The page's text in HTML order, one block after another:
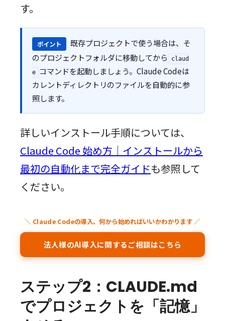
す。
ポイント
既存プロジェクトで使う場合は、そ
のプロジェクトフォルダに移動してから
claud
e コマンドを起動しましょう。Claude Codeは
カレントディレクトリのファイルを自動的に参
照します。
詳しいインストール手順については、
Claude Code 始め方｜インストールから
最初の自動化まで完全ガイドも参照して
ください。
＼ Claude Codeの導入、何から始めればいいかわかります ／
法人様のAI導入に関するご相談はこちら
ステップ2：CLAUDE.md
でプロジェクトを「記憶」